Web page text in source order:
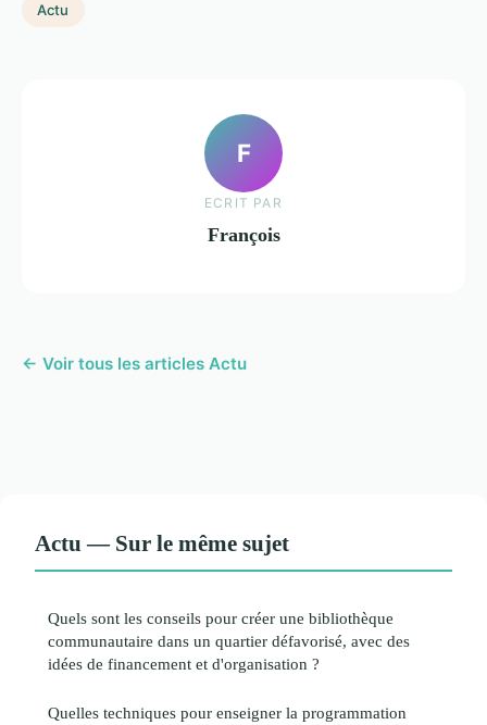
Actu
F
ECRIT PAR
François
← Voir tous les articles Actu
Actu — Sur le même sujet
Quels sont les conseils pour créer une bibliothèque
communautaire dans un quartier défavorisé, avec des
idées de financement et d'organisation ?
Quelles techniques pour enseigner la programmation